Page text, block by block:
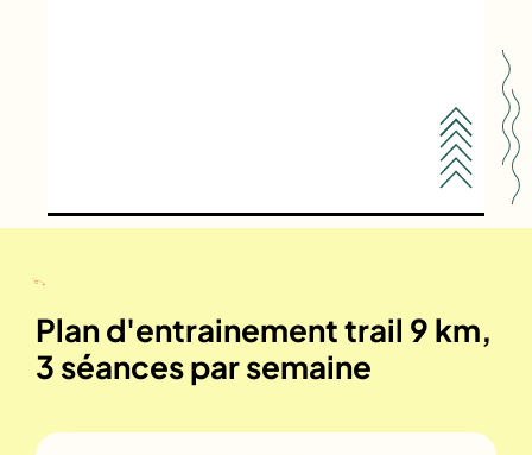
Plan d'entrainement trail 9 km,
3 séances par semaine